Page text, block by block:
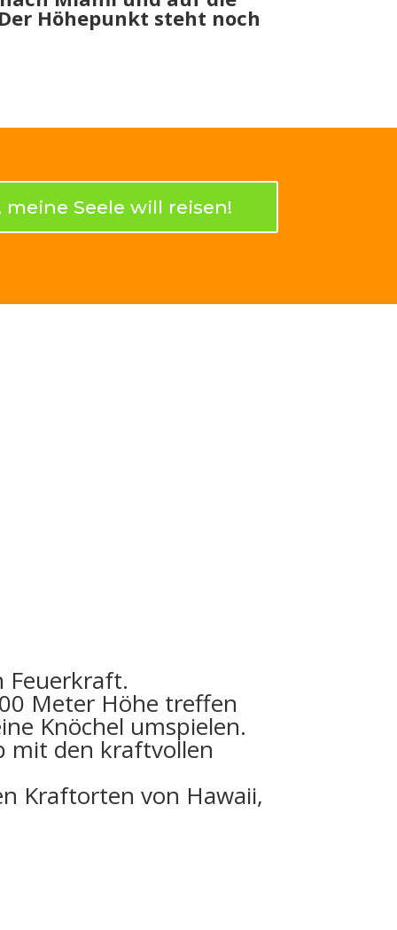
Höhepunkt steht noch
meine Seele will reisen!
Feuerkraft.
Meter Höhe treffen
Knöchel umspielen.
mit den kraftvollen
Kraftorten von Hawaii,